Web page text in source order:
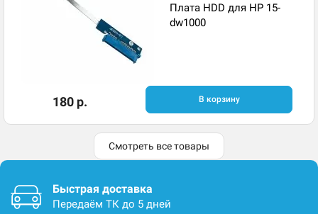
Плата HDD для HP 15-
dw1000
180 р. В корзину
Смотреть все товары
Быстрая доставка
Передаём ТК до 5 дней